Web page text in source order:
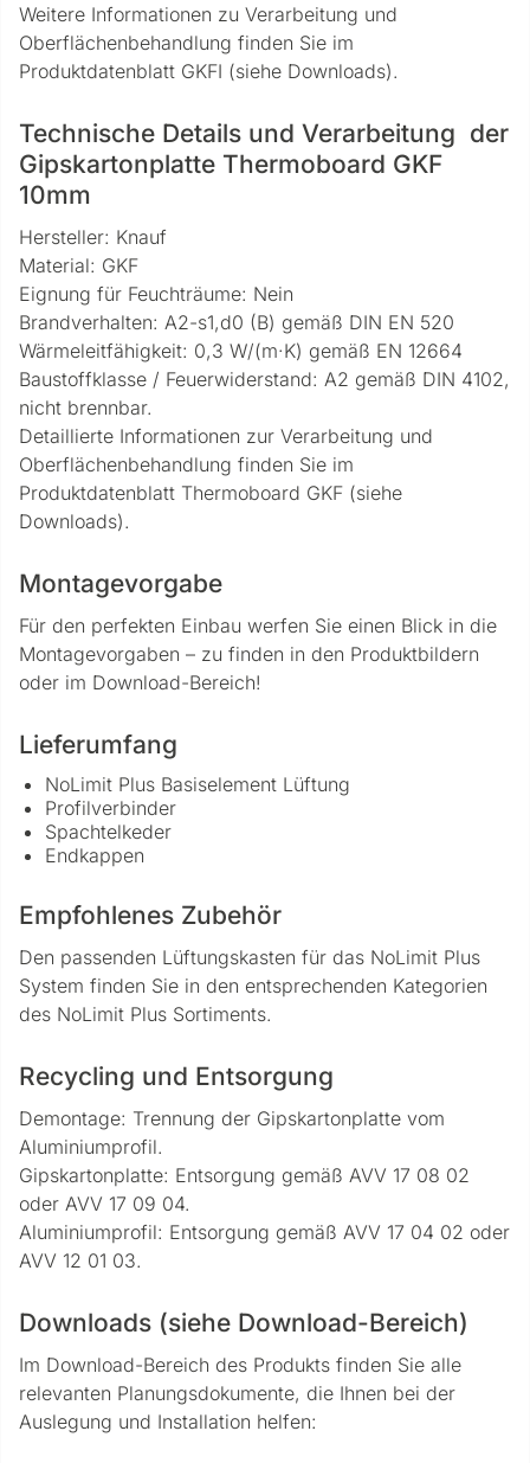
Weitere Informationen zu Verarbeitung und
Oberflächenbehandlung finden Sie im
Produktdatenblatt GKFI (siehe Downloads).
Technische Details und Verarbeitung der
Gipskartonplatte Thermoboard GKF
10mm
Hersteller: Knauf
Material: GKF
Eignung für Feuchträume: Nein
Brandverhalten: A2-s1,d0 (B) gemäß DIN EN 520
Wärmeleitfähigkeit: 0,3 W/(m·K) gemäß EN 12664
Baustoffklasse / Feuerwiderstand: A2 gemäß DIN 4102,
nicht brennbar.
Detaillierte Informationen zur Verarbeitung und
Oberflächenbehandlung finden Sie im
Produktdatenblatt Thermoboard GKF (siehe
Downloads).
Montagevorgabe
Für den perfekten Einbau werfen Sie einen Blick in die
Montagevorgaben – zu finden in den Produktbildern
oder im Download-Bereich!
Lieferumfang
NoLimit Plus Basiselement Lüftung
Profilverbinder
Spachtelkeder
Endkappen
Empfohlenes Zubehör
Den passenden Lüftungskasten für das NoLimit Plus
System finden Sie in den entsprechenden Kategorien
des NoLimit Plus Sortiments.
Recycling und Entsorgung
Demontage: Trennung der Gipskartonplatte vom
Aluminiumprofil.
Gipskartonplatte: Entsorgung gemäß AVV 17 08 02
oder AVV 17 09 04.
Aluminiumprofil: Entsorgung gemäß AVV 17 04 02 oder
AVV 12 01 03.
Downloads (siehe Download-Bereich)
Im Download-Bereich des Produkts finden Sie alle
relevanten Planungsdokumente, die Ihnen bei der
Auslegung und Installation helfen: